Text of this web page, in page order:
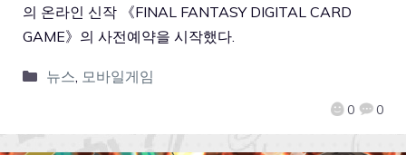
0 0
의 온라인 신작 《FINAL FANTASY DIGITAL CARD
GAME》의 사전예약을 시작했다.
뉴스 모바일게임